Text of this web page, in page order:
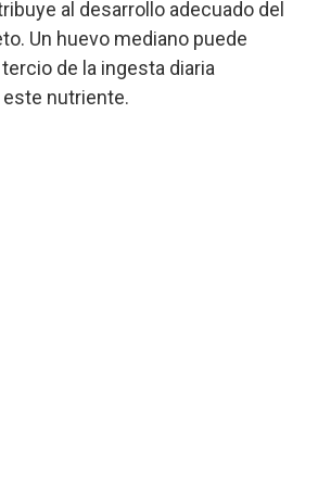
al desarrollo adecuado del
Un huevo mediano puede
de la ingesta diaria
nutriente.